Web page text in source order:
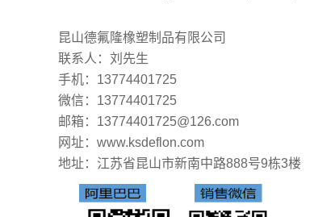
昆山德氟隆橡塑制品有限公司
联系人：刘先生
手机：13774401725
微信：13774401725
邮箱：13774401725@126.com
网址：www.ksdeflon.com
地址： 江苏省昆山市新南中路888号9栋3楼